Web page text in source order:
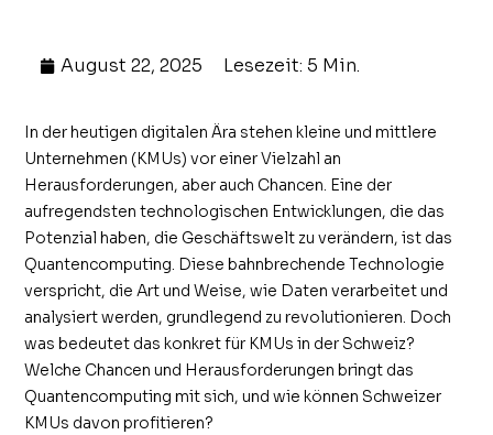
August 22, 2025 Lesezeit: 5 Min.
In der heutigen digitalen Ära stehen kleine und mittlere
Unternehmen (KMUs) vor einer Vielzahl an
Herausforderungen, aber auch Chancen. Eine der
aufregendsten technologischen Entwicklungen, die das
Potenzial haben, die Geschäftswelt zu verändern, ist das
Quantencomputing. Diese bahnbrechende Technologie
verspricht, die Art und Weise, wie Daten verarbeitet und
analysiert werden, grundlegend zu revolutionieren. Doch
was bedeutet das konkret für KMUs in der Schweiz?
Welche Chancen und Herausforderungen bringt das
Quantencomputing mit sich, und wie können Schweizer
KMUs davon profitieren?